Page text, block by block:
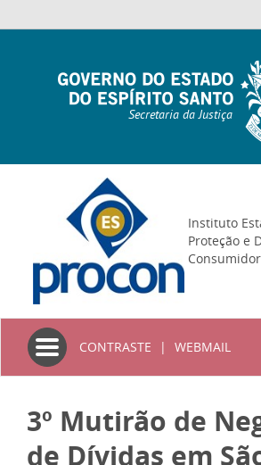
Secretaria da Justiça
Instituto
Proteção e
Consumidor
Toggle
navigation
CONTRASTE | WEBMAIL
3º Mutirão de
de Dívidas em